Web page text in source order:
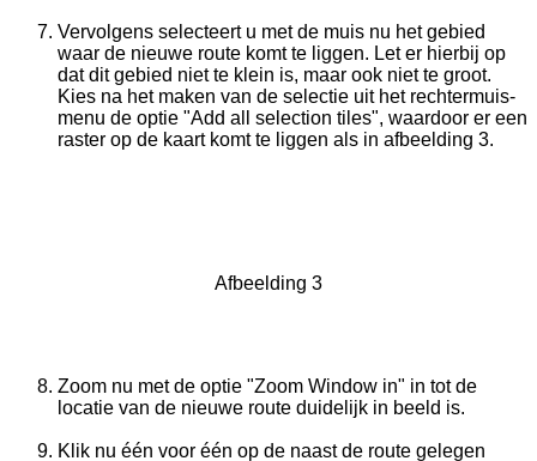
Vervolgens selecteert u met de muis nu het gebied
waar de nieuwe route komt te liggen. Let er hierbij op
dat dit gebied niet te klein is, maar ook niet te groot.
Kies na het maken van de selectie uit het rechtermuis-
menu de optie "Add all selection tiles", waardoor er een
raster op de kaart komt te liggen als in afbeelding 3.
Afbeelding 3
Zoom nu met de optie "Zoom Window in" in tot de
locatie van de nieuwe route duidelijk in beeld is.
Klik nu één voor één op de naast de route gelegen